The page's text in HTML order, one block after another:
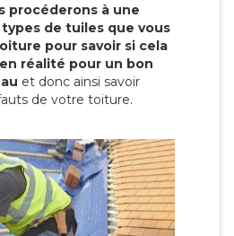
procéderons à une
de tuiles que vous
pour savoir si cela
réalité pour un bon
et donc ainsi savoir
de votre toiture.